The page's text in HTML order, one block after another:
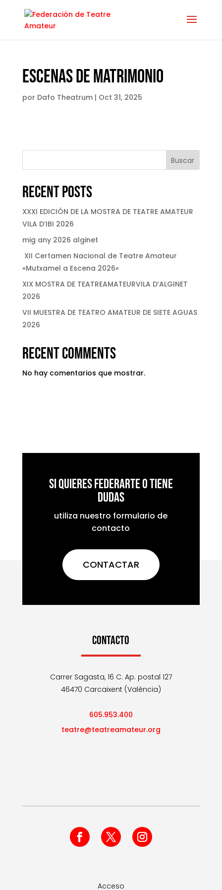
Escenas de Matrimonio
por Dafo Theatrum| Oct 31, 2025
Buscar
Recent Posts
XXXI EDICIÓN DE LA MOSTRA DE TEATRE AMATEUR
VILA D’IBI 2026
mig any 2026 alginet
XII Certamen Nacional de Teatre Amateur
«Mutxamel a Escena 2026»
XIX MOSTRA DE TEATREAMATEURVILA D’ALGINET
2026
VII MUESTRA DE TEATRO AMATEUR DE SIETE AGUAS
2026
Recent Comments
No hay comentarios que mostrar.
Si quieres federarte o tiene
dudas
utiliza nuestro formulario de
contacto
CONTACTAR
CONTACTO
Carrer Sagasta, 16 C. Ap. postal 127
46470 Carcaixent (València)
605.953.400
teatre@teatreamateur.org
Acceso